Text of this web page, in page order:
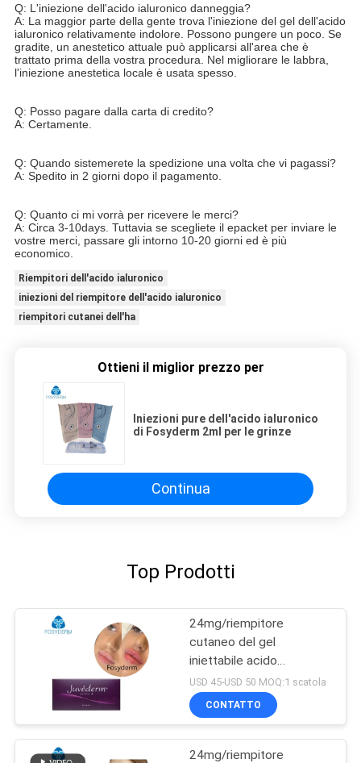
Q: L'iniezione dell'acido ialuronico danneggia?
A: La maggior parte della gente trova l'iniezione del gel dell'acido
ialuronico relativamente indolore. Possono pungere un poco. Se
gradite, un anestetico attuale può applicarsi all'area che è
trattato prima della vostra procedura. Nel migliorare le labbra,
l'iniezione anestetica locale è usata spesso.
Q: Posso pagare dalla carta di credito?
A: Certamente.
Q: Quando sistemerete la spedizione una volta che vi pagassi?
A: Spedito in 2 giorni dopo il pagamento.
Q: Quanto ci mi vorrà per ricevere le merci?
A: Circa 3-10days. Tuttavia se scegliete il epacket per inviare le
vostre merci, passare gli intorno 10-20 giorni ed è più
economico.
Riempitori dell'acido ialuronico
iniezioni del riempitore dell'acido ialuronico
riempitori cutanei dell'ha
Ottieni il miglior prezzo per
Iniezioni pure dell'acido ialuronico
di Fosyderm 2ml per le grinze
Continua
Top Prodotti
24mg/riempitore
cutaneo del gel
iniettabile acido
ialuronico di ml Ultra4 per
le labbra 2*1ml
USD 45-USD 50 MOQ:1 scatola
CONTATTO
24mg/riempitore